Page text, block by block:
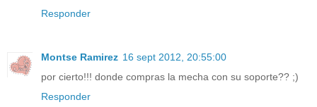
Responder
Montse Ramirez 16 sept 2012, 20:55:00
por cierto!!! donde compras la mecha con su soporte?? ;)
Responder